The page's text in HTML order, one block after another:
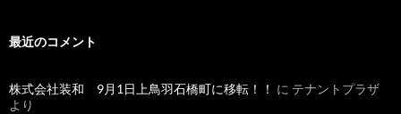
最近のコメント
株式会社装和 9月1日上鳥羽石橋町に移転！！ に テナントプラザ
より